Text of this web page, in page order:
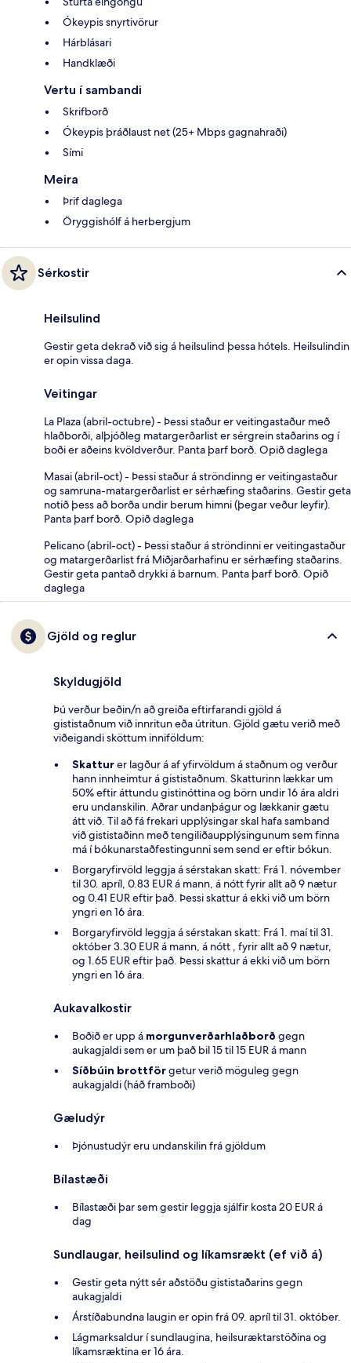
Ókeypis snyrtivörur
Hárblásari
Handklæði
Vertu í sambandi
Skrifborð
Ókeypis þráðlaust net (25+ Mbps gagnahraði)
Sími
Meira
Þrif daglega
Öryggishólf á herbergjum
Sérkostir
Heilsulind
Gestir geta dekrað við sig á heilsulind þessa hótels. Heilsulindin
er opin vissa daga.
Veitingar
La Plaza (abril-octubre) - Þessi staður er veitingastaður með
hlaðborði, alþjóðleg matargerðarlist er sérgrein staðarins og í
boði er aðeins kvöldverður. Panta þarf borð. Opið daglega
Masai (abril-oct) - Þessi staður á ströndinng er veitingastaður
og samruna-matargerðarlist er sérhæfing staðarins. Gestir geta
notið þess að borða undir berum himni (þegar veður leyfir).
Panta þarf borð. Opið daglega
Pelicano (abril-oct) - Þessi staður á ströndinni er veitingastaður
og matargerðarlist frá Miðjarðarhafinu er sérhæfing staðarins.
Gestir geta pantað drykki á barnum. Panta þarf borð. Opið
daglega
Gjöld og reglur
Skyldugjöld
Þú verður beðin/n að greiða eftirfarandi gjöld á
gististaðnum við innritun eða útritun. Gjöld gætu verið með
viðeigandi sköttum inniföldum:
Skatturer lagður á af yfirvöldum á staðnum og verður
hann innheimtur á gististaðnum. Skatturinn lækkar um
50% eftir áttundu gistinóttina og börn undir 16 ára aldri
eru undanskilin. Aðrar undanþágur og lækkanir gætu
átt við. Til að fá frekari upplýsingar skal hafa samband
við gististaðinn með tengiliðaupplýsingunum sem finna
má í bókunarstaðfestingunni sem send er eftir bókun.
Borgaryfirvöld leggja á sérstakan skatt: Frá 1. nóvember
til 30. apríl, 0.83 EUR á mann, á nótt fyrir allt að 9 nætur
og 0.41 EUR eftir það. Þessi skattur á ekki við um börn
yngri en 16 ára.
Borgaryfirvöld leggja á sérstakan skatt: Frá 1. maí til 31.
október 3.30 EUR á mann, á nótt , fyrir allt að 9 nætur,
og 1.65 EUR eftir það. Þessi skattur á ekki við um börn
yngri en 16 ára.
Aukavalkostir
Boðið er upp á morgunverðarhlaðborð gegn
aukagjaldi sem er um það bil 15 til 15 EUR á mann
Síðbúin brottförgetur verið möguleg gegn
aukagjaldi (háð framboði)
Gæludýr
Þjónustudýr eru undanskilin frá gjöldum
Bílastæði
Bílastæði þar sem gestir leggja sjálfir kosta 20 EUR á
dag
Sundlaugar, heilsulind og líkamsrækt (ef við á)
Gestir geta nýtt sér aðstöðu gististaðarins gegn
aukagjaldi
Árstíðabundna laugin er opin frá 09. apríl til 31. október.
Lágmarksaldur í sundlaugina, heilsuræktarstöðina og
líkamsræktina er 16 ára.